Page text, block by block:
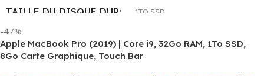
ETAT Occaz comme neuf
TAILLE DU DISQUE DUR 1TO SSD
MÉMOIRE RAM INSTALLÉE 32 GB
-47%
Apple MacBook Pro (2019) | Core i9, 32Go RAM, 1To SSD,
8Go Carte Graphique, Touch Bar